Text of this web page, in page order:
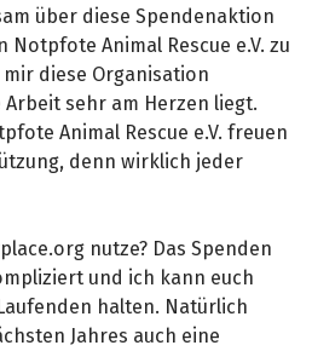
über diese Spendenaktion
Notpfote Animal Rescue e.V. zu
diese Organisation
sehr am Herzen liegt.
Animal Rescue e.V. freuen
denn wirklich jeder
nutze? Das Spenden
und ich kann euch
halten. Natürlich
Jahres auch eine